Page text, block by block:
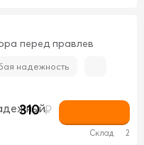
перед правлев
надежность
310 ₽
Склад 2